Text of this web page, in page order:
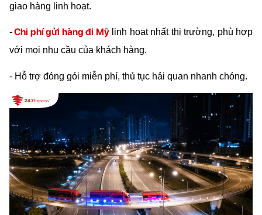
giao hàng linh hoạt.
- Chi phí gửi hàng đi Mỹ linh hoạt nhất thị trường, phù hợp
với mọi nhu cầu của khách hàng.
- Hỗ trợ đóng gói miễn phí, thủ tục hải quan nhanh chóng.